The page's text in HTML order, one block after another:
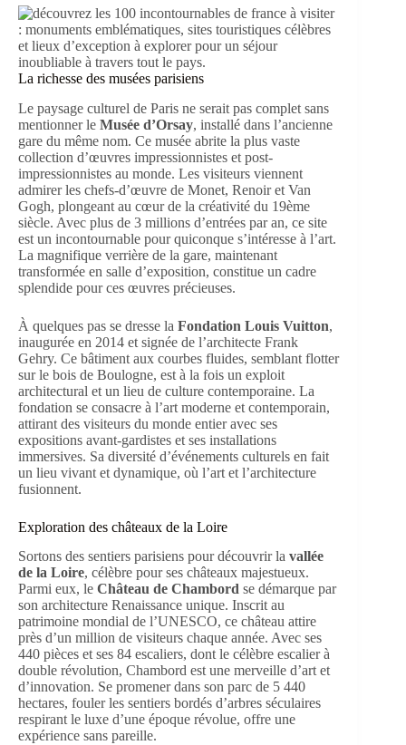
La richesse des musées parisiens
Le paysage culturel de Paris ne serait pas complet sans
mentionner le Musée d’Orsay, installé dans l’ancienne
gare du même nom. Ce musée abrite la plus vaste
collection d’œuvres impressionnistes et post-
impressionnistes au monde. Les visiteurs viennent
admirer les chefs-d’œuvre de Monet, Renoir et Van
Gogh, plongeant au cœur de la créativité du 19ème
siècle. Avec plus de 3 millions d’entrées par an, ce site
est un incontournable pour quiconque s’intéresse à l’art.
La magnifique verrière de la gare, maintenant
transformée en salle d’exposition, constitue un cadre
splendide pour ces œuvres précieuses.
À quelques pas se dresse la Fondation Louis Vuitton,
inaugurée en 2014 et signée de l’architecte Frank
Gehry. Ce bâtiment aux courbes fluides, semblant flotter
sur le bois de Boulogne, est à la fois un exploit
architectural et un lieu de culture contemporaine. La
fondation se consacre à l’art moderne et contemporain,
attirant des visiteurs du monde entier avec ses
expositions avant-gardistes et ses installations
immersives. Sa diversité d’événements culturels en fait
un lieu vivant et dynamique, où l’art et l’architecture
fusionnent.
Exploration des châteaux de la Loire
Sortons des sentiers parisiens pour découvrir la vallée
de la Loire, célèbre pour ses châteaux majestueux.
Parmi eux, le Château de Chambord se démarque par
son architecture Renaissance unique. Inscrit au
patrimoine mondial de l’UNESCO, ce château attire
près d’un million de visiteurs chaque année. Avec ses
440 pièces et ses 84 escaliers, dont le célèbre escalier à
double révolution, Chambord est une merveille d’art et
d’innovation. Se promener dans son parc de 5 440
hectares, fouler les sentiers bordés d’arbres séculaires
respirant le luxe d’une époque révolue, offre une
expérience sans pareille.